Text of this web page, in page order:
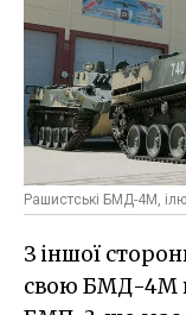
Рашистські БМД-4М,
З іншої
свою БМД-4М